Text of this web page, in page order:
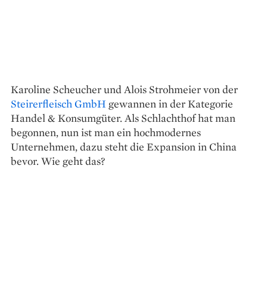
Karoline Scheucher und Alois Strohmeier von der
Steirerfleisch GmbH gewannen in der Kategorie
Handel & Konsumgüter. Als Schlachthof hat man
begonnen, nun ist man ein hochmodernes
Unternehmen, dazu steht die Expansion in China
bevor. Wie geht das?